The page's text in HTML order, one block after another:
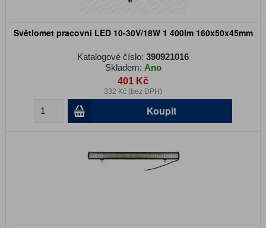
Světlomet pracovní LED 10-30V/18W 1 400lm 160x50x45mm
Katalogové číslo: 390921016
Skladem: Ano
401 Kč
332 Kč (bez DPH)
Koupit